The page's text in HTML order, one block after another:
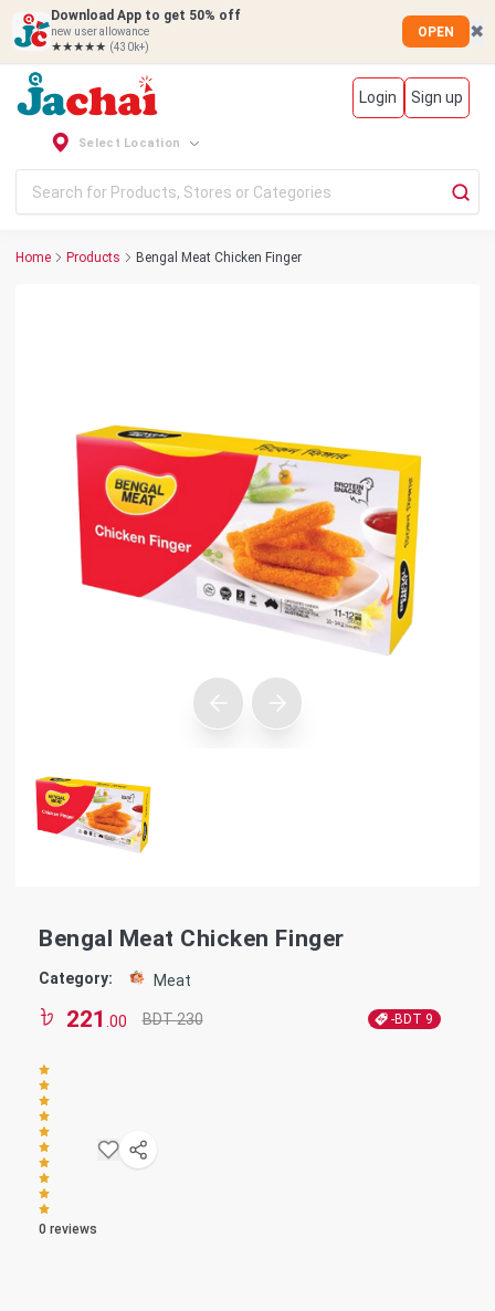
Download App to get 50% off
new user allowance
★★★★★ (430k+)
OPEN ✖
Login Sign up
Select Location
Home Products Bengal Meat Chicken Finger
Bengal Meat Chicken Finger
Category: Meat
221 .00 BDT 230 -BDT 9
0 reviews